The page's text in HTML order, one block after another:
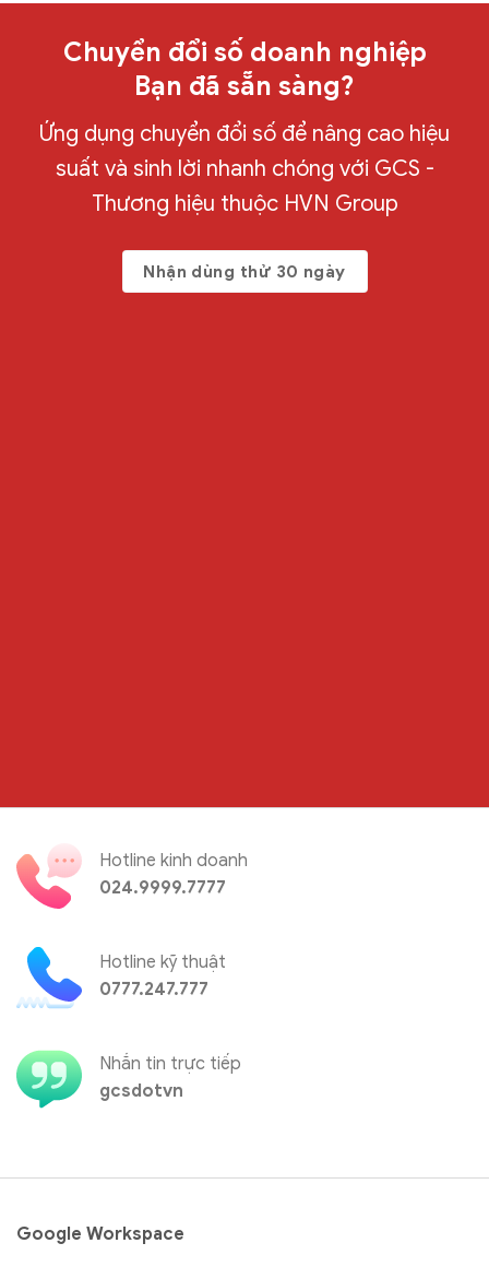
Chuyển đổi số doanh nghiệp
Bạn đã sẵn sàng?
Ứng dụng chuyển đổi số để nâng cao hiệu
suất và sinh lời nhanh chóng với GCS -
Thương hiệu thuộc HVN Group
Nhận dùng thử 30 ngày
Hotline kinh doanh
024.9999.7777
Hotline kỹ thuật
0777.247.777
Nhắn tin trực tiếp
gcsdotvn
Google Workspace